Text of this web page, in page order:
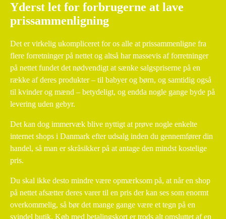
Yderst let for forbrugerne at lave
prissammenligning
Det er virkelig ukompliceret for os alle at prissammenligne fra
flere forretninger på nettet og altså har massevis af forretninger
på nettet fundet det nødvendigt at sænke salgspriserne på en
række af deres produkter – til babyer og børn, og samtidig også
til kvinder og mænd – betydeligt, og endda nogle gange byde på
levering uden gebyr.
Det kan dog immervæk blive nyttigt at prøve nogle enkelte
internet shops i Danmark efter udsalg inden du gennemfører din
handel, så man er skråsikker på at antage den mindst kostelige
pris.
Du skal ikke desto mindre være opmærksom på, at når en shop
på nettet afsætter deres varer til en pris der kan ses som enormt
overkommelig, så bør det mange gange være et tegn på en
svindel butik. Køb med betalingskort er trods alt omsluttet af en